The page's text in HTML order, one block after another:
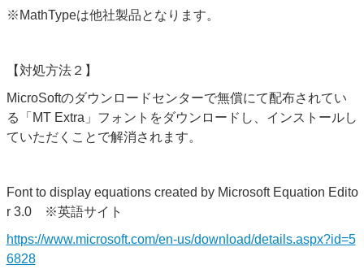
※MathTypeは他社製品となります。
【対処方法２】
MicroSoftのダウンロードセンターで無償にて配布されてい
る 「MT Extra」フォントをダウンロードし、インストールし
ていただくことで解消されます。
Font to display equations created by Microsoft Equation Edito
r 3.0 ※英語サイト
https://www.microsoft.com/en-us/download/details.aspx?id=5
6828